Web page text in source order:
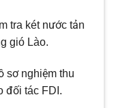
tra két nước tản
gió Lào.
sơ nghiệm thu
đối tác FDI.